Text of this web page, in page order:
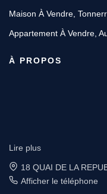
Maison À Vendre,
Appartement À Vendre,
À PROPOS
Lire plus
6 place Vauban,
Afficher le téléphone